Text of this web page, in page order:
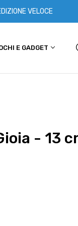
VELOCE
E GADGET
- 13